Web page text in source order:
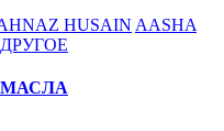
HUSAIN AASHA
ДРУГОЕ